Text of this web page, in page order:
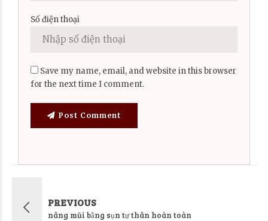
Số điện thoại
Save my name, email, and website in this browser
for the next time I comment.
Post Comment
PREVIOUS
nâng mũi bằng sụn tự thân hoàn toàn